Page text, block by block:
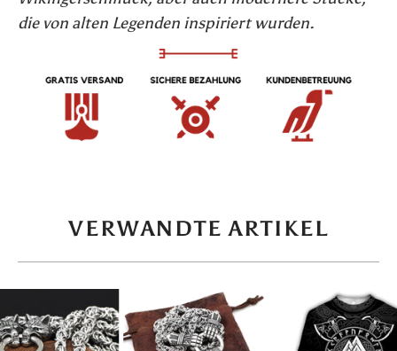
die von alten Legenden inspiriert wurden.
VERWANDTE ARTIKEL